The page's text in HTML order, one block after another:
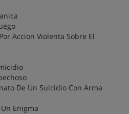
Accion Violenta Sobre El
De Un Suicidio Con Arma
Enigma